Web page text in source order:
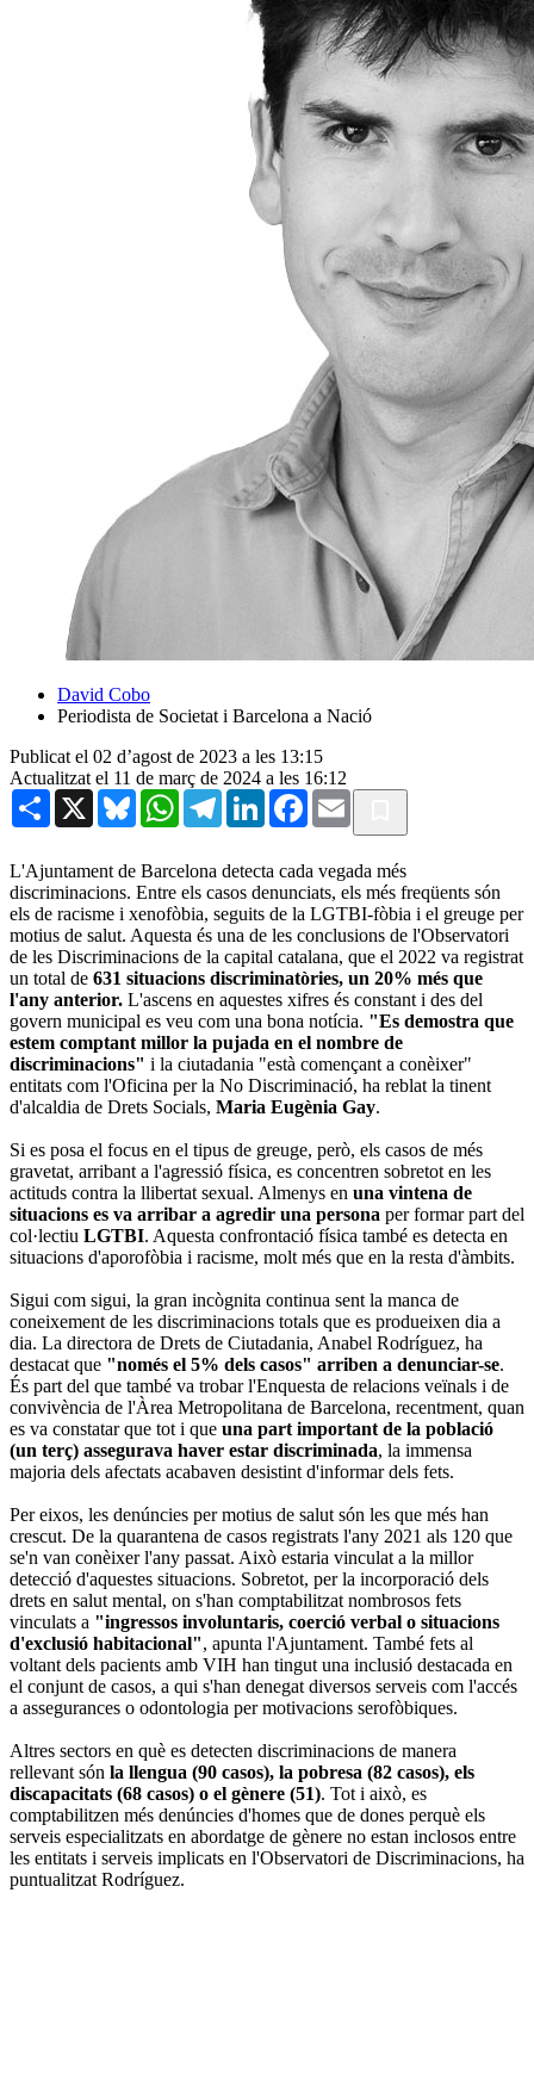
David Cobo
Periodista de Societat i Barcelona a Nació
Publicat el 02 d’agost de 2023 a les 13:15
Actualitzat el 11 de març de 2024 a les 16:12
Share X BlueskyWhatsAppTelegramLinkedInFacebook
Email
L'Ajuntament de Barcelona detecta cada vegada més
discriminacions. Entre els casos denunciats, els més freqüents són
els de racisme i xenofòbia, seguits de la LGTBI-fòbia i el greuge per
motius de salut. Aquesta és una de les conclusions de l'Observatori
de les Discriminacions de la capital catalana, que el 2022 va registrat
un total de 631 situacions discriminatòries, un 20% més que
l'any anterior. L'ascens en aquestes xifres és constant i des del
govern municipal es veu com una bona notícia. "Es demostra que
estem comptant millor la pujada en el nombre de
discriminacions" i la ciutadania "està començant a conèixer"
entitats com l'Oficina per la No Discriminació, ha reblat la tinent
d'alcaldia de Drets Socials, Maria Eugènia Gay.
Si es posa el focus en el tipus de greuge, però, els casos de més
gravetat, arribant a l'agressió física, es concentren sobretot en les
actituds contra la llibertat sexual. Almenys en una vintena de
situacions es va arribar a agredir una persona per formar part del
col·lectiu LGTBI. Aquesta confrontació física també es detecta en
situacions d'aporofòbia i racisme, molt més que en la resta d'àmbits.
Sigui com sigui, la gran incògnita continua sent la manca de
coneixement de les discriminacions totals que es produeixen dia a
dia. La directora de Drets de Ciutadania, Anabel Rodríguez, ha
destacat que "només el 5% dels casos" arriben a denunciar-se.
És part del que també va trobar l'Enquesta de relacions veïnals i de
convivència de l'Àrea Metropolitana de Barcelona, recentment, quan
es va constatar que tot i que una part important de la població
(un terç) assegurava haver estar discriminada, la immensa
majoria dels afectats acabaven desistint d'informar dels fets.
Per eixos, les denúncies per motius de salut són les que més han
crescut. De la quarantena de casos registrats l'any 2021 als 120 que
se'n van conèixer l'any passat. Això estaria vinculat a la millor
detecció d'aquestes situacions. Sobretot, per la incorporació dels
drets en salut mental, on s'han comptabilitzat nombrosos fets
vinculats a "ingressos involuntaris, coerció verbal o situacions
d'exclusió habitacional", apunta l'Ajuntament. També fets al
voltant dels pacients amb VIH han tingut una inclusió destacada en
el conjunt de casos, a qui s'han denegat diversos serveis com l'accés
a assegurances o odontologia per motivacions serofòbiques.
Altres sectors en què es detecten discriminacions de manera
rellevant són la llengua (90 casos), la pobresa (82 casos), els
discapacitats (68 casos) o el gènere (51). Tot i això, es
comptabilitzen més denúncies d'homes que de dones perquè els
serveis especialitzats en abordatge de gènere no estan inclosos entre
les entitats i serveis implicats en l'Observatori de Discriminacions, ha
puntualitzat Rodríguez.